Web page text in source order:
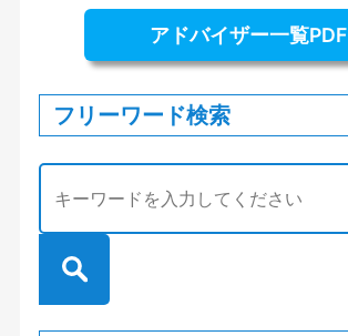
アドバイザー一覧PDF
フリーワード検索